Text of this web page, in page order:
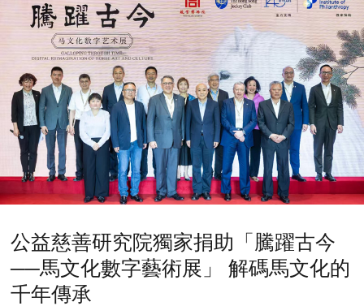
公益慈善研究院獨家捐助「騰躍古今
──馬文化數字藝術展」 解碼馬文化的
千年傳承